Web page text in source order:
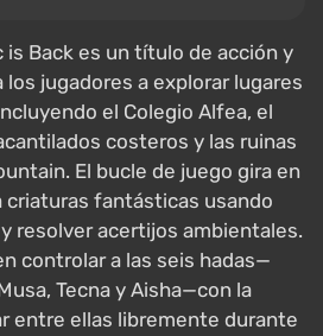
is Back es un título de acción y
jugadores a explorar lugares
el Colegio Alfea, el
costeros y las ruinas
El bucle de juego gira en
criaturas fantásticas usando
resolver acertijos ambientales.
controlar a las seis hadas—
Tecna y Aisha—con la
entre ellas libremente durante